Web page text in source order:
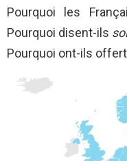
Pourquoi les
Pourquoi disent-ils
Pourquoi ont-ils